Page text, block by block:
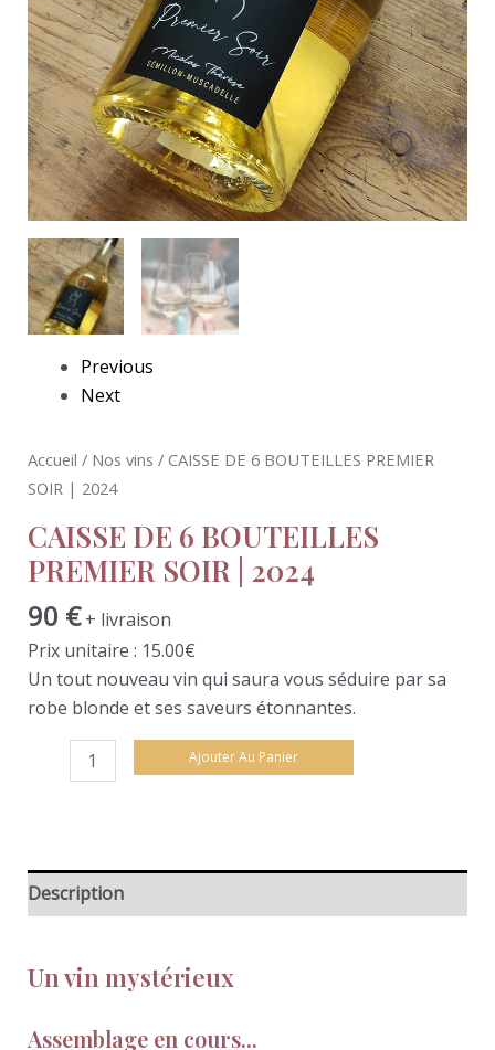
Previous
Next
Accueil / Nos vins / CAISSE DE 6 BOUTEILLES PREMIER
SOIR | 2024
CAISSE DE 6 BOUTEILLES
PREMIER SOIR | 2024
90 € + livraison
Prix unitaire : 15.00€
Un tout nouveau vin qui saura vous séduire par sa
robe blonde et ses saveurs étonnantes.
Ajouter Au Panier
Description
Un vin mystérieux
Assemblage en cours...